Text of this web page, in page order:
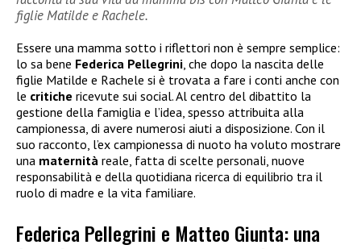
figlie Matilde e Rachele.
Essere una mamma sotto i riflettori non è sempre semplice:
lo sa bene Federica Pellegrini , che dopo la nascita delle
figlie Matilde e Rachele si è trovata a fare i conti anche con
le critiche ricevute sui social. Al centro del dibattito la
gestione della famiglia e l’idea, spesso attribuita alla
campionessa, di avere numerosi aiuti a disposizione. Con il
suo racconto, l’ex campionessa di nuoto ha voluto mostrare
una maternità reale, fatta di scelte personali, nuove
responsabilità e della quotidiana ricerca di equilibrio tra il
ruolo di madre e la vita familiare.
Federica Pellegrini e Matteo Giunta: una